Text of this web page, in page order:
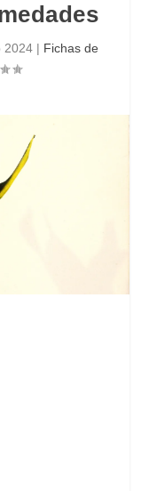
2024| Fichas de